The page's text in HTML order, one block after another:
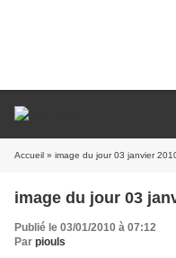
Accueil » image du jour 03 janvier
image du jour 03
Publié le 03/01/2010 à 07:12
Par piouls